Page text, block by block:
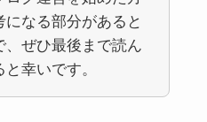
になる部分があると
、ぜひ最後まで読ん
幸いです。